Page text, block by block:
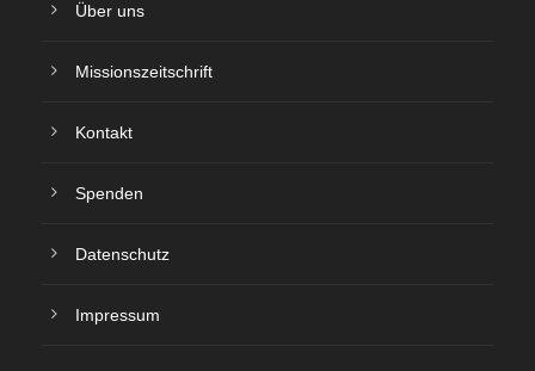
Über uns
Missionszeitschrift
Kontakt
Spenden
Datenschutz
Impressum